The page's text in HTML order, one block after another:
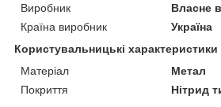
Виробник
Власне
Країна виробник
Україна
Користувальницькі характеристики
Матеріал
Метал
Покриття
Нітрид